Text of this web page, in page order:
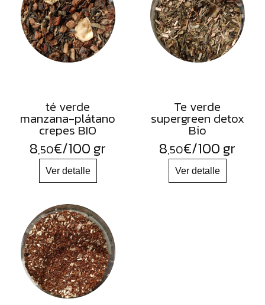
té verde
manzana-plátano
crepes BIO
8,50€/100 gr
Te verde
supergreen detox
Bio
8,50€/100 gr